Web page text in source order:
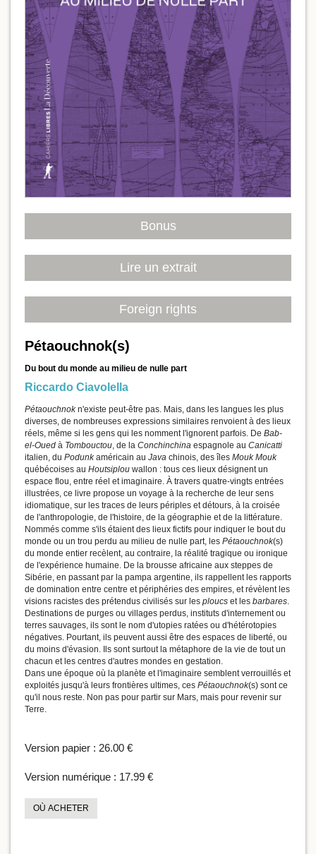
Bonus
Lire un extrait
Foreign rights
Pétaouchnok(s)
Du bout du monde au milieu de nulle part
Riccardo Ciavolella
Pétaouchnokn'existe peut-être pas. Mais, dans les langues les plus
diverses, de nombreuses expressions similaires renvoient à des lieux
réels, même si les gens qui les nomment l'ignorent parfois. De Bab-
el-Oued à Tombouctou, de la Conchinchina espagnole au Canicatti
italien, du Podunkaméricain au Java chinois, des îles Mouk Mouk
québécoises au Houtsiplou wallon : tous ces lieux désignent un
espace flou, entre réel et imaginaire. À travers quatre-vingts entrées
illustrées, ce livre propose un voyage à la recherche de leur sens
idiomatique, sur les traces de leurs périples et détours, à la croisée
de l'anthropologie, de l'histoire, de la géographie et de la littérature.
Nommés comme s'ils étaient des lieux fictifs pour indiquer le bout du
monde ou un trou perdu au milieu de nulle part, les Pétaouchnok(s)
du monde entier recèlent, au contraire, la réalité tragique ou ironique
de l'expérience humaine. De la brousse africaine aux steppes de
Sibérie, en passant par la pampa argentine, ils rappellent les rapports
de domination entre centre et périphéries des empires, et révèlent les
visions racistes des prétendus civilisés sur les ploucs et les barbares.
Destinations de purges ou villages perdus, instituts d'internement ou
terres sauvages, ils sont le nom d'utopies ratées ou d'hétérotopies
négatives. Pourtant, ils peuvent aussi être des espaces de liberté, ou
du moins d'évasion. Ils sont surtout la métaphore de la vie de tout un
chacun et les centres d'autres mondes en gestation.
Dans une époque où la planète et l'imaginaire semblent verrouillés et
exploités jusqu'à leurs frontières ultimes, ces Pétaouchnok(s) sont ce
qu'il nous reste. Non pas pour partir sur Mars, mais pour revenir sur
Terre.
Version papier : 26.00 €
Version numérique : 17.99 €
OÙ ACHETER